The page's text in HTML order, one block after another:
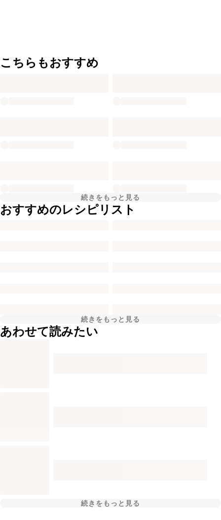
こちらもおすすめ
続きをもっと見る
おすすめのレシピリスト
続きをもっと見る
あわせて読みたい
続きをもっと見る